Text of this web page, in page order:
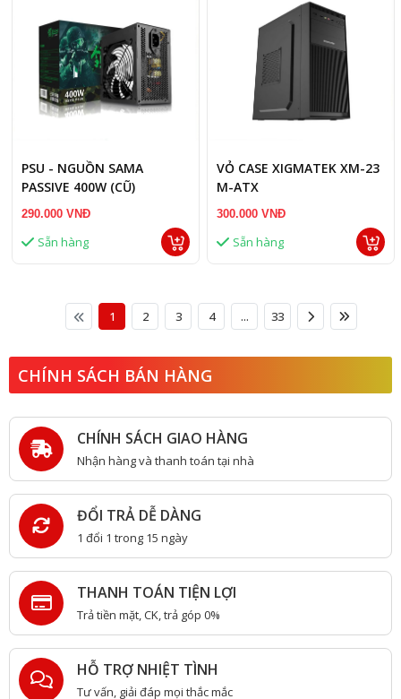
PSU - NGUỒN SAMA
PASSIVE 400W (CŨ)
290.000 VNĐ
Sẵn hàng
VỎ CASE XIGMATEK XM-23
M-ATX
300.000 VNĐ
Sẵn hàng
1 2 3 4 ... 33
CHÍNH SÁCH BÁN HÀNG
CHÍNH SÁCH GIAO HÀNG
Nhận hàng và thanh toán tại nhà
ĐỔI TRẢ DỄ DÀNG
1 đổi 1 trong 15 ngày
THANH TOÁN TIỆN LỢI
Trả tiền mặt, CK, trả góp 0%
HỖ TRỢ NHIỆT TÌNH
Tư vấn, giải đáp mọi thắc mắc